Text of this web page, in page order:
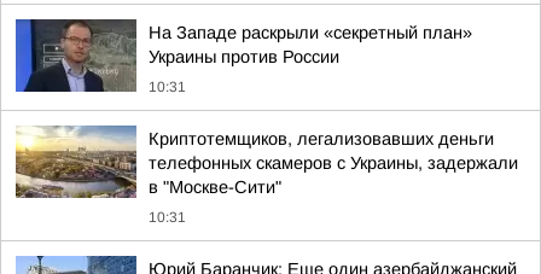
На Западе раскрыли «секретный план»
Украины против России
10:31
Криптотемщиков, легализовавших деньги
телефонных скамеров с Украины, задержали
в "Москве-Сити"
10:31
Юрий Баранчик: Еще один азербайджанский